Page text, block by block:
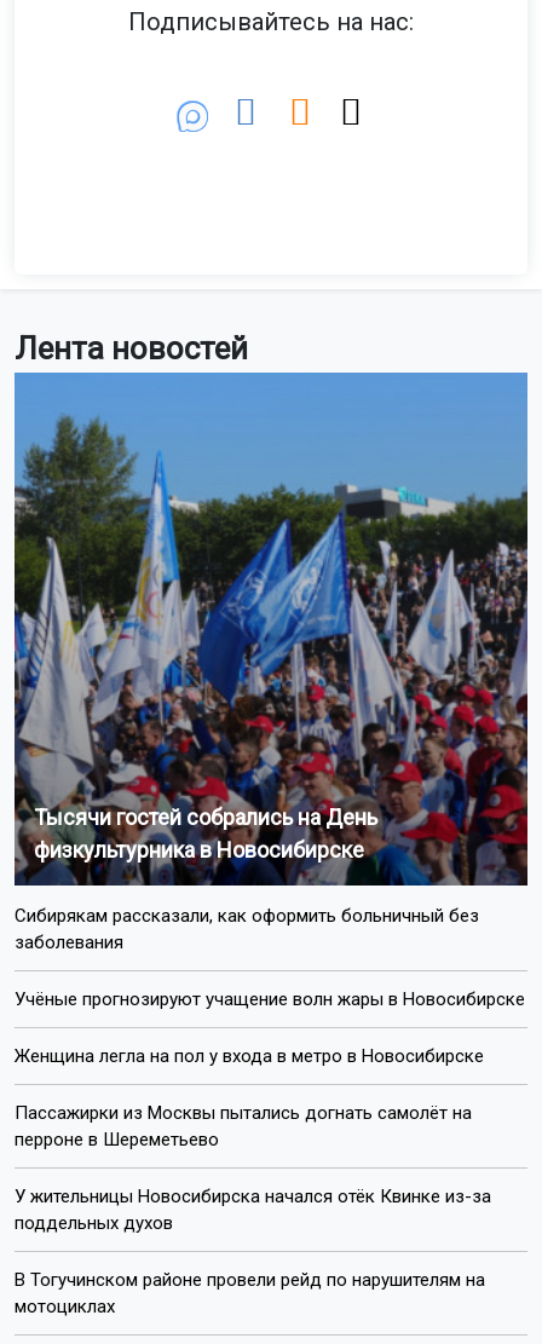
Лента новостей
Тысячи гостей собрались на День
физкультурника в Новосибирске
Сибирякам рассказали, как оформить больничный без
заболевания
Учёные прогнозируют учащение волн жары в Новосибирске
Женщина легла на пол у входа в метро в Новосибирске
Пассажирки из Москвы пытались догнать самолёт на
перроне в Шереметьево
У жительницы Новосибирска начался отёк Квинке из-за
поддельных духов
В Тогучинском районе провели рейд по нарушителям на
мотоциклах
Подписывайтесь на нас: